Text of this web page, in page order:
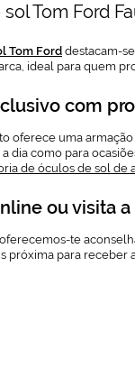
Tom Ford
Tom Ford destacam-
ideal para quem
com
oferece uma
a dia como para
de óculos de sol de
ou visita
oferecemos-te
próxima para